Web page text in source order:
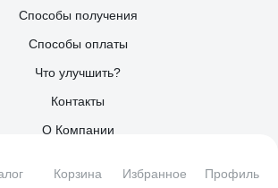
Корзина Избранное Профиль
Способы получения
Способы оплаты
Что улучшить?
Контакты
О Компании